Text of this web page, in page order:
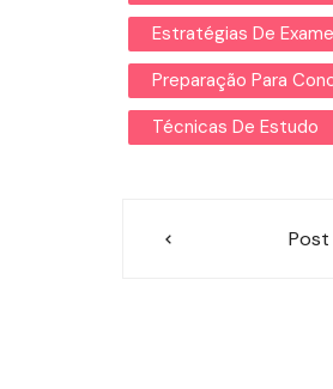
Estratégias De Exame
Preparação Para
Técnicas De Estudo
Navegação